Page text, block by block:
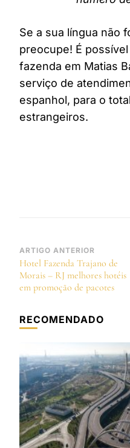
Se a sua língua não
preocupe! É
fazenda em Matias
serviço de
espanhol, para o
estrangeiros.
Navegação
de
post
ARTIGO ANTERIOR
Hotel Fazenda Trajano de
Morais – RJ melhores hotéis
em promoção de pacotes
RECOMENDADO